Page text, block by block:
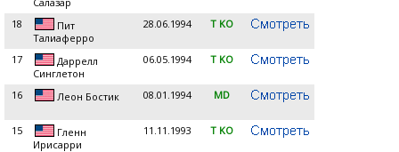
18
Пит
Талиаферро
28.06.1994 T KO
17
Даррелл
Синглетон
06.05.1994 T KO
16 Леон Бостик 08.01.1994 MD
15
Гленн
Ирисарри
11.11.1993 T KO